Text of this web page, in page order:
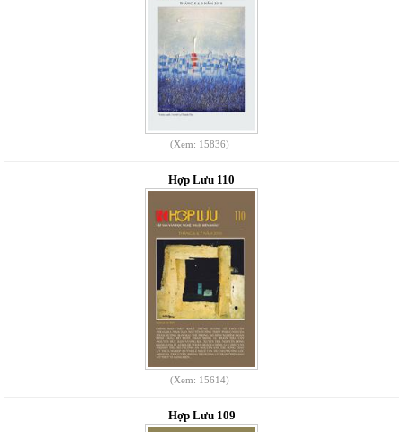
(Xem: 15836)
Hợp Lưu 110
(Xem: 15614)
Hợp Lưu 109